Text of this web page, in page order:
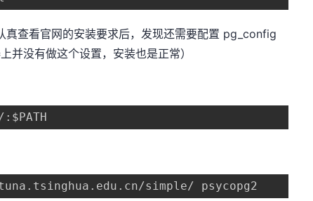
真查看官网的安装要求后，发现还需要配置 pg_config
并没有做这个设置，安装也是正常）
simple/ psycopg2